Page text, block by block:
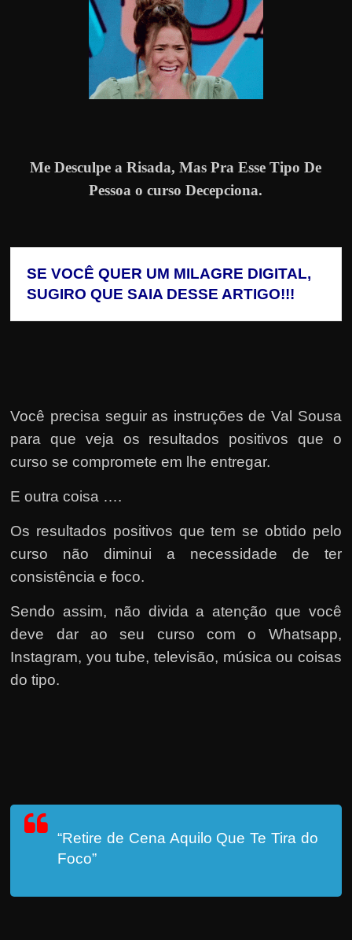
Me Desculpe a Risada, Mas Pra Esse Tipo De
Pessoa o curso Decepciona.
SE VOCÊ QUER UM MILAGRE DIGITAL,
SUGIRO QUE SAIA DESSE ARTIGO!!!
Você precisa seguir as instruções de Val Sousa
para que veja os resultados positivos que o
curso se compromete em lhe entregar.
E outra coisa ….
Os resultados positivos que tem se obtido pelo
curso não diminui a necessidade de ter
consistência e foco.
Sendo assim, não divida a atenção que você
deve dar ao seu curso com o Whatsapp,
Instagram, you tube, televisão, música ou coisas
do tipo.
“Retire de Cena Aquilo Que Te Tira do
Foco”